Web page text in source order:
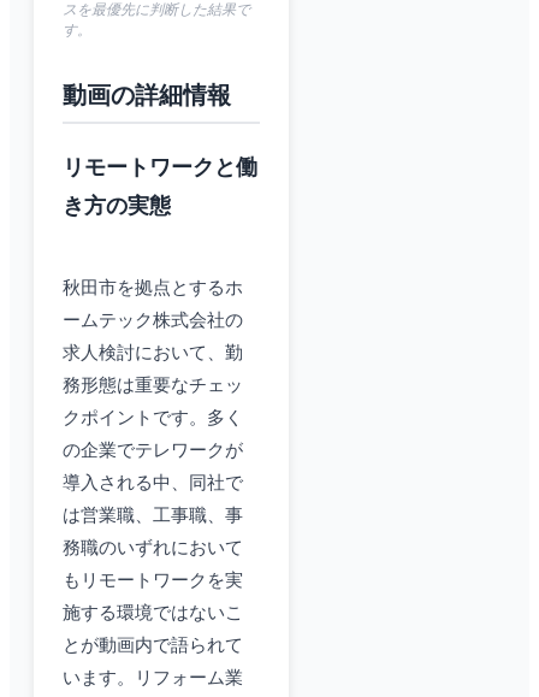
スを最優先に判断した結果で
す。
動画の詳細情報
リモートワークと働
き方の実態
秋田市を拠点とするホ
ームテック株式会社の
求人検討において、勤
務形態は重要なチェッ
クポイントです。多く
の企業でテレワークが
導入される中、同社で
は営業職、工事職、事
務職のいずれにおいて
もリモートワークを実
施する環境ではないこ
とが動画内で語られて
います。リフォーム業